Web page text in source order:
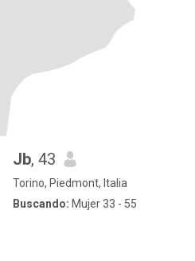
Jb, 43
Torino, Piedmont, Italia
Buscando: Mujer 33 - 55